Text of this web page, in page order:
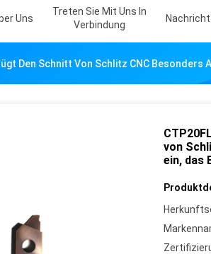
Uns
Treten Sie Mit Uns In
Verbindung
Den Schnitt Von Schlitz CNC Besonders
von
ein, das